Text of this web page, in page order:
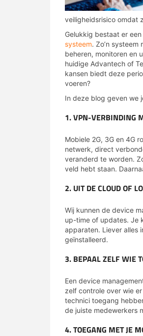
veiligheidsrisico omdat
Gelukkig bestaat er
systeem. Zo’n
beheren, monitoren en
huidige Advantech of
kansen biedt deze
voeren?
In deze blog geven we
1. VPN-VERBINDING
Mobiele 2G, 3G en 4G
netwerk, direct
veranderd te worden.
veld hebt staan.
2. UIT DE CLOUD OF
Wij kunnen de device
up-time of updates. Je
apparaten. Liever alles
geïnstalleerd.
3. BEPAAL ZELF WIE
Een device
zelf controle over wie
technici toegang
de juiste medewerkers
4. TOEGANG MET JE